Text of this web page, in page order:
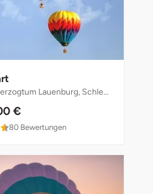
Lauenburg, Schleswig-Holstein
€
4.6 von 5
80 Bewertungen